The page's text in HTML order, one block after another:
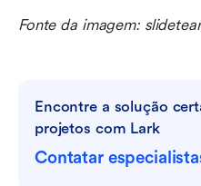
Fonte da imagem:
Encontre a solução
projetos com Lark
Contatar